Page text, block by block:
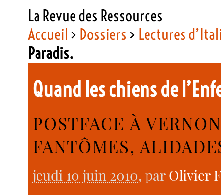
La Revue des Ressources
Accueil > Dossiers > Lectures
Paradis.
Quand les chiens de
POSTFACE À
FANTÔMES,
jeudi 10 juin 2010, parOlivier